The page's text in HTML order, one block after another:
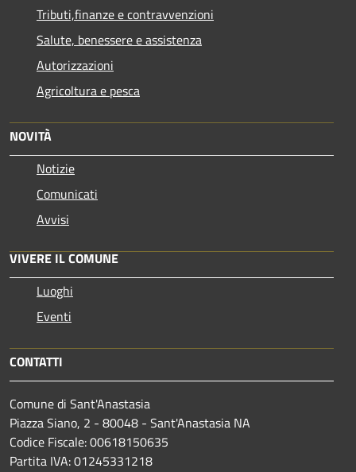
Tributi,finanze e contravvenzioni
Salute, benessere e assistenza
Autorizzazioni
Agricoltura e pesca
NOVITÀ
Notizie
Comunicati
Avvisi
VIVERE IL COMUNE
Luoghi
Eventi
CONTATTI
Comune di Sant'Anastasia
Piazza Siano, 2 - 80048 - Sant'Anastasia NA
Codice Fiscale: 00618150635
Partita IVA: 01245331218